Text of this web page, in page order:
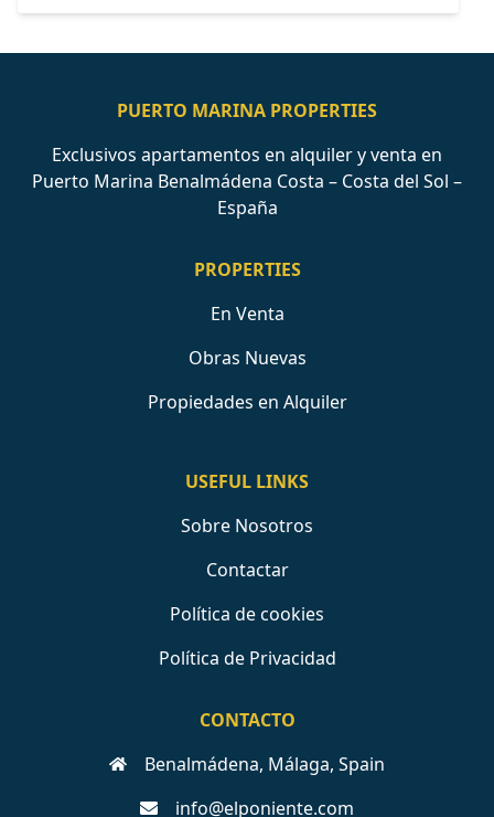
PUERTO MARINA PROPERTIES
Exclusivos apartamentos en alquiler y venta en
Puerto Marina Benalmádena Costa – Costa del Sol –
España
PROPERTIES
En Venta
Obras Nuevas
Propiedades en Alquiler
USEFUL LINKS
Sobre Nosotros
Contactar
Política de cookies
Política de Privacidad
CONTACTO
Benalmádena, Málaga, Spain
info@elponiente.com